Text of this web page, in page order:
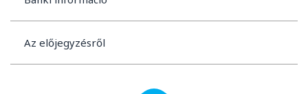
Az előjegyzésről